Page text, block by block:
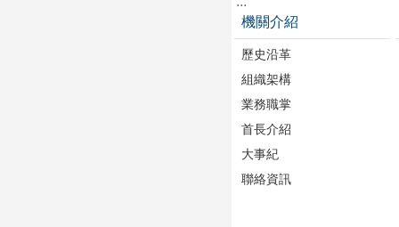
機關介紹
歷史沿革
組織架構
業務職掌
首長介紹
大事紀
聯絡資訊